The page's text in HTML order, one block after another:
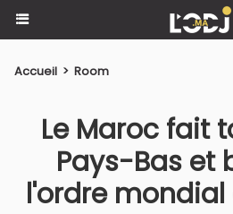
Accueil > Room
Le Maroc fait
Pays-Bas et
l'ordre